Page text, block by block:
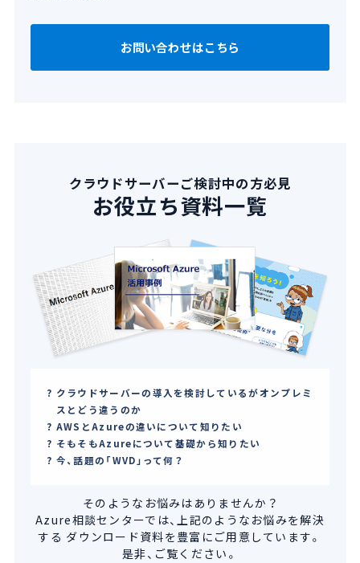
お問い合わせはこちら
クラウドサーバーご検討中の方必見
お役立ち資料一覧
クラウドサーバーの導入を検討しているがオンプレミ
スとどう違うのか
AWSとAzureの違いについて知りたい
そもそもAzureについて基礎から知りたい
今、話題の「WVD」って何？
そのようなお悩みはありませんか？
Azure相談センターでは、上記のようなお悩みを解決
する ダウンロード資料を豊富にご用意しています。
是非、ご覧ください。